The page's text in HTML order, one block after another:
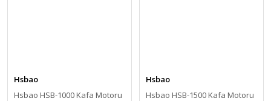
Hsbao
Hsbao HSB-1000 Kafa Motoru
Hsbao
Hsbao HSB-1500 Kafa Motoru